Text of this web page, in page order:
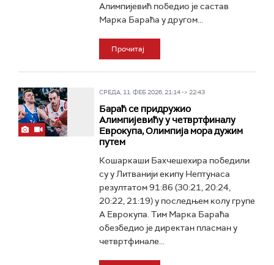
Алимпијевић победио је састав
Марка Бараћа у другом...
Прочитај
СРЕДА, 11. ФЕБ 2026, 21:14 -> 22:43
Бараћ се придружио
Алимпијевићу у четвртфиналу
Еврокупа, Олимпија мора дужим
путем
Кошаркаши Бахчешехира победили
су у Литванији екипу Нептунаса
резултатом 91:86 (30:21, 20:24,
20:22, 21:19) у последњем колу групе
А Еврокупа. Тим Марка Бараћа
обезбедио је директан пласман у
четвртфинале...